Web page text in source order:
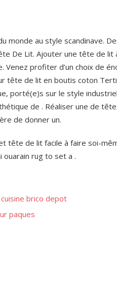
monde au style scandinave.
De Lit. Ajouter une tête de lit
Venez profiter d’un choix de
tête de lit en boutis coton
porté(e)s sur le style
de . Réaliser une de
de donner un.
tête de lit facile à faire soi-
ouarain rug to set a .
brico depot
paques